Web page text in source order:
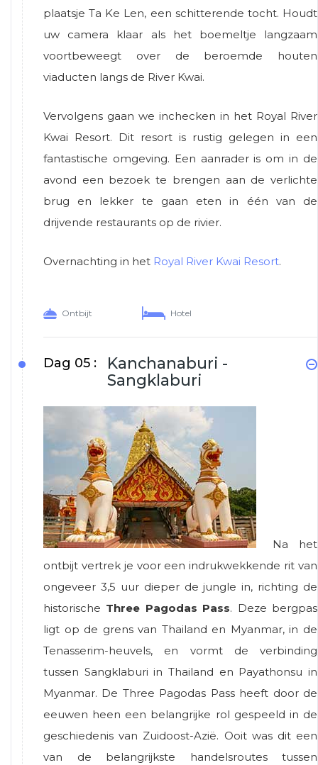
plaatsje Ta Ke Len, een schitterende tocht. Houdt
uw camera klaar als het boemeltje langzaam
voortbeweegt over de beroemde houten
viaducten langs de River Kwai.
Vervolgens gaan we inchecken in het Royal River
Kwai Resort. Dit resort is rustig gelegen in een
fantastische omgeving. Een aanrader is om in de
avond een bezoek te brengen aan de verlichte
brug en lekker te gaan eten in één van de
drijvende restaurants op de rivier.
Overnachting in het Royal River Kwai Resort.
Ontbijt Hotel
Dag 05 :
Kanchanaburi -
Sangklaburi
Na het
ontbijt vertrek je voor een indrukwekkende rit van
ongeveer 3,5 uur dieper de jungle in, richting de
historische Three Pagodas Pass. Deze bergpas
ligt op de grens van Thailand en Myanmar, in de
Tenasserim-heuvels, en vormt de verbinding
tussen Sangklaburi in Thailand en Payathonsu in
Myanmar. De Three Pagodas Pass heeft door de
eeuwen heen een belangrijke rol gespeeld in de
geschiedenis van Zuidoost-Azië. Ooit was dit een
van de belangrijkste handelsroutes tussen